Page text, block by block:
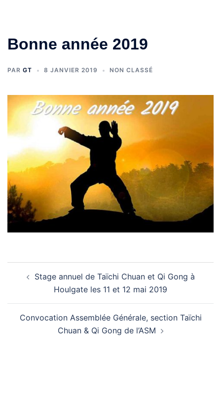
Bonne année 2019
PAR GT 8 JANVIER 2019 NON CLASSÉ
d’articleStage annuel de Taïchi Chuan et Qi Gong à
Houlgate les 11 et 12 mai 2019
Convocation Assemblée Générale, section Taïchi
Chuan & Qi Gong de l’ASM